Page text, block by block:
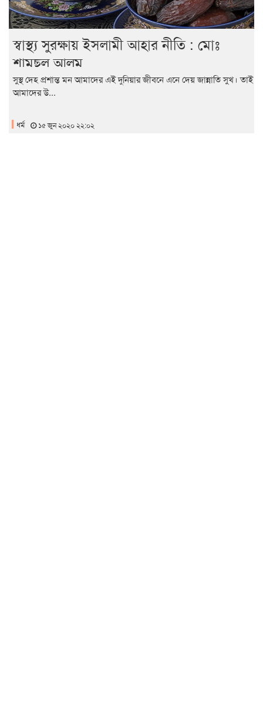
স্বাস্থ্য সুরক্ষায় ইসলামী আহার নীতি : মোঃ
শামছুল আলম
সুস্থ দেহ প্রশান্ত মন আমাদের এই দুনিয়ার জীবনে এনে দেয় জান্নাতি সুখ। তাই
আমাদের উ...
ধর্ম ১৫ জুন ২০২০ ২২:০২